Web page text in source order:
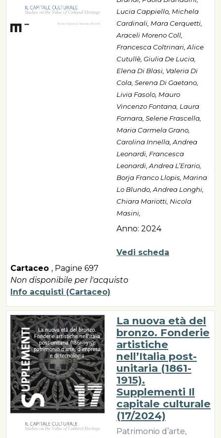
Lucia Cappiello, Michela
Cardinali, Mara Cerquetti,
Araceli Moreno Coll,
Francesca Coltrinari, Alice
Cutullè, Giulia De Lucia,
Elena Di Blasi, Valeria Di
Cola, Serena Di Gaetano,
Livia Fasolo, Mauro
Vincenzo Fontana, Laura
Fornara, Selene Frascella,
Maria Carmela Grano,
Carolina Innella, Andrea
Leonardi, Francesca
Leonardi, Andrea L’Erario,
Borja Franco Llopis, Marina
Lo Blundo, Andrea Longhi,
Chiara Mariotti, Nicola
Masini,
Anno: 2024
Vedi scheda
Cartaceo , Pagine 697
Non disponibile per l'acquisto
Info acquisti (Cartaceo)
La nuova età del
bronzo. Fonderie
artistiche
nell’Italia post-
unitaria (1861-
1915).
Supplementi Il
capitale culturale
(17/2024)
Patrimonio d’arte,